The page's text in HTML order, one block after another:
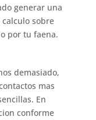
generar una
sobre
por tu faena.
demasiado,
mas
En
conforme